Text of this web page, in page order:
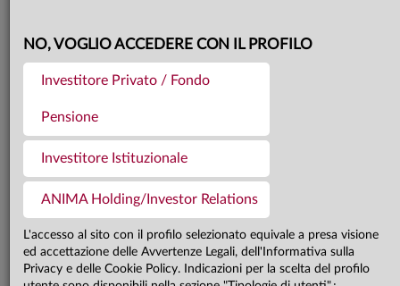
NO, VOGLIO ACCEDERE CON IL PROFILO
Investitore Privato / Fondo
Pensione
Investitore Istituzionale
ANIMA Holding/Investor Relations
L'accesso al sito con il profilo selezionato equivale a presa visione
ed accettazione delle Avvertenze Legali, dell'Informativa sulla
Privacy e delle Cookie Policy. Indicazioni per la scelta del profilo
OVERVIEW - IL RUMORE
DELLE VOCI
La crescita negli Stati Uniti si
conferma solida, supportata da una
domanda interna robusta, mentre
con il prolungarsi del conflitto